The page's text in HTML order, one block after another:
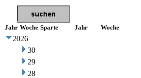
Jahr Woche Sparte Jahr Woche
2026
30
29
28